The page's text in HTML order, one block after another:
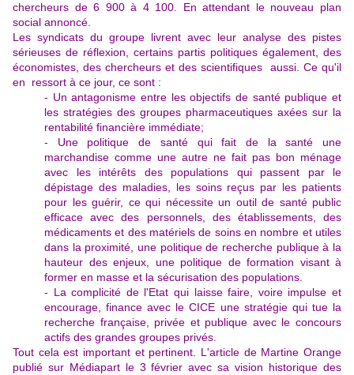
chercheurs de 6 900 à 4 100. En attendant le nouveau plan
social annoncé.
Les syndicats du groupe livrent avec leur analyse des pistes
sérieuses de réflexion, certains partis politiques également, des
économistes, des chercheurs et des scientifiques aussi. Ce qu'il
en ressort à ce jour, ce sont :
- Un antagonisme entre les objectifs de santé publique et
les stratégies des groupes pharmaceutiques axées sur la
rentabilité financière immédiate;
- Une politique de santé qui fait de la santé une
marchandise comme une autre ne fait pas bon ménage
avec les intérêts des populations qui passent par le
dépistage des maladies, les soins reçus par les patients
pour les guérir, ce qui nécessite un outil de santé public
efficace avec des personnels, des établissements, des
médicaments et des matériels de soins en nombre et utiles
dans la proximité, une politique de recherche publique à la
hauteur des enjeux, une politique de formation visant à
former en masse et la sécurisation des populations.
- La complicité de l'Etat qui laisse faire, voire impulse et
encourage, finance avec le CICE une stratégie qui tue la
recherche française, privée et publique avec le concours
actifs des grandes groupes privés.
Tout cela est important et pertinent. L'article de Martine Orange
publié sur Médiapart le 3 février avec sa vision historique des